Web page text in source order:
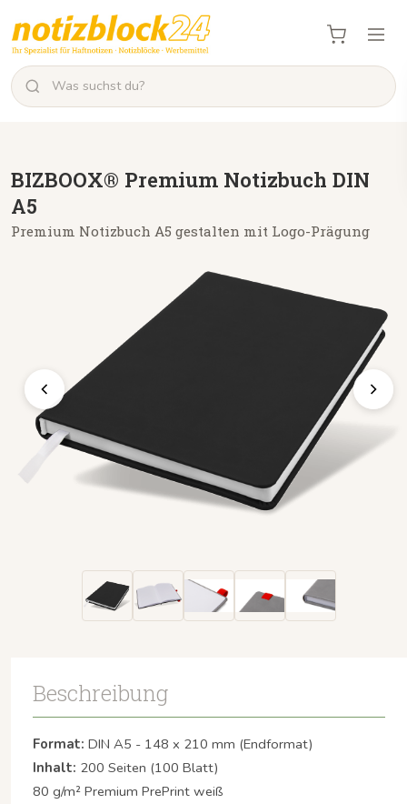
BIZBOOX® Premium Notizbuch DIN
A5
Premium Notizbuch A5 gestalten mit Logo-Prägung
Beschreibung
Format: DIN A5 - 148 x 210 mm (Endformat)
Inhalt: 200 Seiten (100 Blatt)
80 g/m² Premium PrePrint weiß